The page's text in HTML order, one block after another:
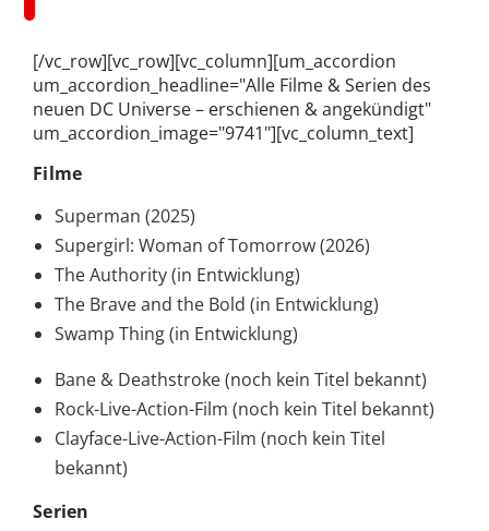
[/vc_row][vc_row][vc_column][um_accordion
um_accordion_headline="Alle Filme & Serien des
neuen DC Universe – erschienen & angekündigt"
um_accordion_image="9741"][vc_column_text]
Filme
Superman (2025)
Supergirl: Woman of Tomorrow (2026)
The Authority (in Entwicklung)
The Brave and the Bold (in Entwicklung)
Swamp Thing (in Entwicklung)
Bane & Deathstroke (noch kein Titel bekannt)
Rock-Live-Action-Film (noch kein Titel bekannt)
Clayface-Live-Action-Film (noch kein Titel
bekannt)
Serien